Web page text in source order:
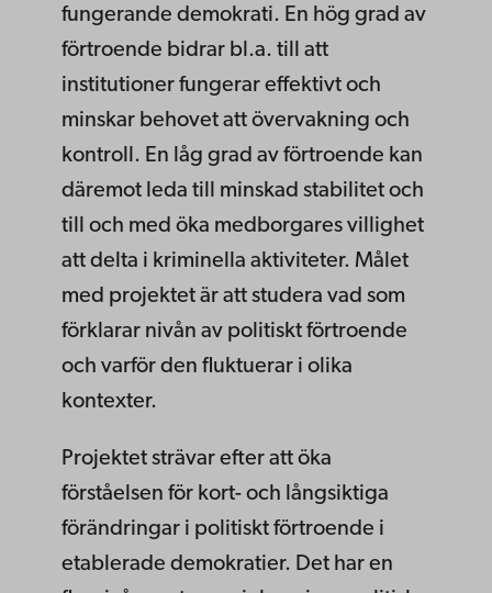
fungerande demokrati. En hög grad av
förtroende bidrar bl.a. till att
institutioner fungerar effektivt och
minskar behovet att övervakning och
kontroll. En låg grad av förtroende kan
däremot leda till minskad stabilitet och
till och med öka medborgares villighet
att delta i kriminella aktiviteter. Målet
med projektet är att studera vad som
förklarar nivån av politiskt förtroende
och varför den fluktuerar i olika
kontexter.
Projektet strävar efter att öka
förståelsen för kort- och långsiktiga
förändringar i politiskt förtroende i
etablerade demokratier. Det har en